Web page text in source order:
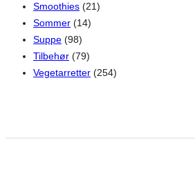
Smoothies (21)
Sommer (14)
Suppe (98)
Tilbehør (79)
Vegetarretter (254)